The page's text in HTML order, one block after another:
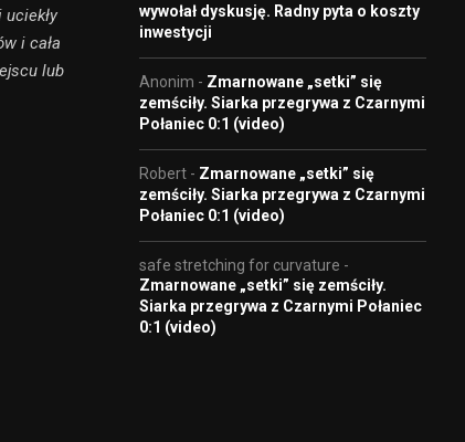
uciekły
i cała
lub
wywołał dyskusję. Radny pyta o koszty
inwestycji
Anonim - Zmarnowane „setki” się
zemściły. Siarka przegrywa z Czarnymi
Połaniec 0:1 (video)
Robert - Zmarnowane „setki” się
zemściły. Siarka przegrywa z Czarnymi
Połaniec 0:1 (video)
safe stretching for curvature -
Zmarnowane „setki” się zemściły.
Siarka przegrywa z Czarnymi Połaniec
0:1 (video)